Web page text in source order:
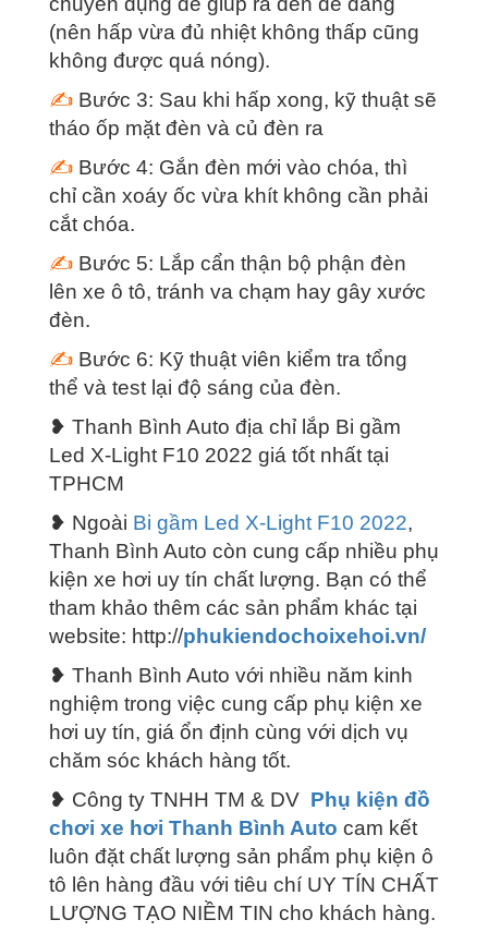
(nên hấp vừa đủ nhiệt không thấp cũng
không được quá nóng).
✍ Bước 3: Sau khi hấp xong, kỹ thuật sẽ
tháo ốp mặt đèn và củ đèn ra
✍ Bước 4: Gắn đèn mới vào chóa, thì
chỉ cần xoáy ốc vừa khít không cần phải
cắt chóa.
✍ Bước 5: Lắp cẩn thận bộ phận đèn
lên xe ô tô, tránh va chạm hay gây xước
đèn.
✍ Bước 6: Kỹ thuật viên kiểm tra tổng
thể và test lại độ sáng của đèn.
❥ Thanh Bình Auto địa chỉ lắp Bi gầm
Led X-Light F10 2022 giá tốt nhất tại
TPHCM
❥ Ngoài Bi gầm Led X-Light F10 2022,
Thanh Bình Auto còn cung cấp nhiều phụ
kiện xe hơi uy tín chất lượng. Bạn có thể
tham khảo thêm các sản phẩm khác tại
website: http://phukiendochoixehoi.vn/
❥ Thanh Bình Auto với nhiều năm kinh
nghiệm trong việc cung cấp phụ kiện xe
hơi uy tín, giá ổn định cùng với dịch vụ
chăm sóc khách hàng tốt.
❥ Công ty TNHH TM & DV Phụ kiện đồ
chơi xe hơi Thanh Bình Auto cam kết
luôn đặt chất lượng sản phẩm phụ kiện ô
tô lên hàng đầu với tiêu chí UY TÍN CHẤT
LƯỢNG TẠO NIỀM TIN cho khách hàng.